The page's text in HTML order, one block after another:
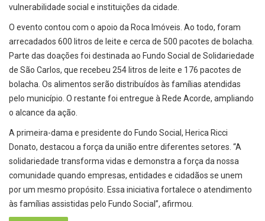
vulnerabilidade social e instituições da cidade.
O evento contou com o apoio da Roca Imóveis. Ao todo, foram
arrecadados 600 litros de leite e cerca de 500 pacotes de bolacha.
Parte das doações foi destinada ao Fundo Social de Solidariedade
de São Carlos, que recebeu 254 litros de leite e 176 pacotes de
bolacha. Os alimentos serão distribuídos às famílias atendidas
pelo município. O restante foi entregue à Rede Acorde, ampliando
o alcance da ação.
A primeira-dama e presidente do Fundo Social, Herica Ricci
Donato, destacou a força da união entre diferentes setores. “A
solidariedade transforma vidas e demonstra a força da nossa
comunidade quando empresas, entidades e cidadãos se unem
por um mesmo propósito. Essa iniciativa fortalece o atendimento
às famílias assistidas pelo Fundo Social”, afirmou.